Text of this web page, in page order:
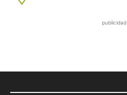
publicidad